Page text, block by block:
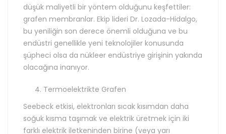
düşük maliyetli bir yöntem olduğunu keşfettiler:
grafen membranlar. Ekip lideri Dr. Lozada-Hidalgo,
bu yeniliğin son derece önemli olduğuna ve bu
endüstri genellikle yeni teknolojiler konusunda
şüpheci olsa da nükleer endüstriye girişinin yakında
olacağına inanıyor.
Termoelektrikte Grafen
Seebeck etkisi, elektronları sıcak kısımdan daha
soğuk kısma taşımak ve elektrik üretmek için iki
farklı elektrik iletkeninden birine (veya yarı